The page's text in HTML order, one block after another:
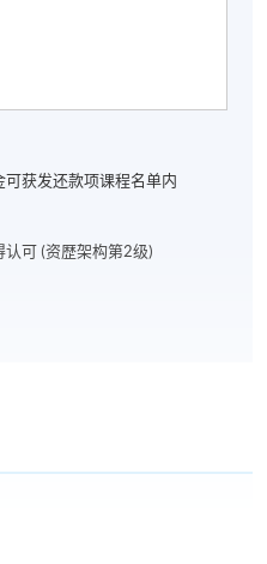
获发还款项课程名单内
可 (资歴架构第2级)